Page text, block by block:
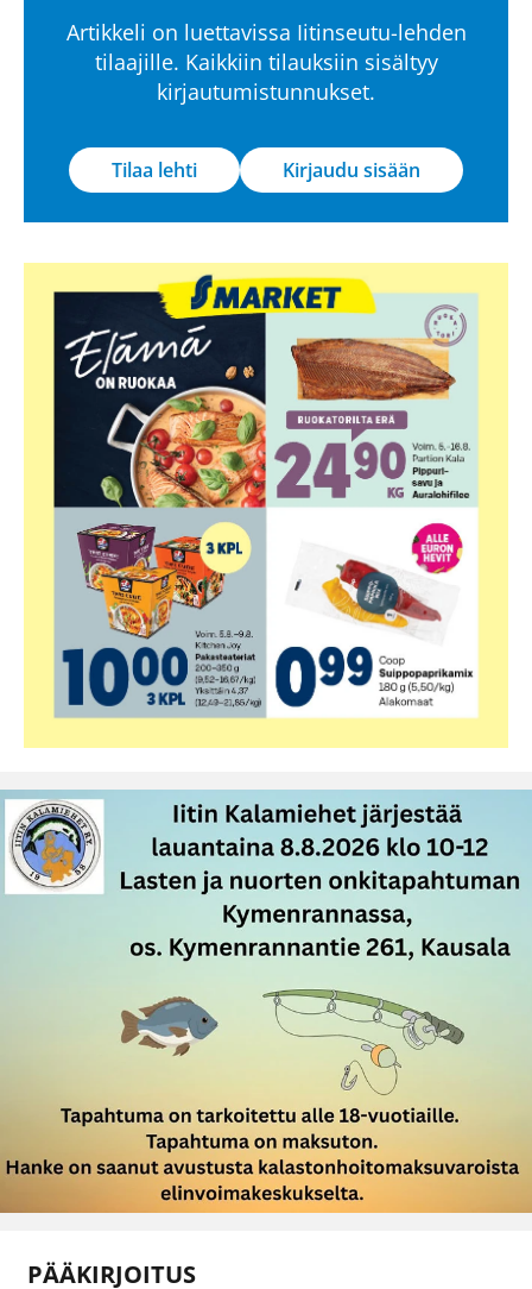
Artikkeli on luettavissa Iitinseutu-lehden
tilaajille. Kaikkiin tilauksiin sisältyy
kirjautumistunnukset.
Tilaa lehti Kirjaudu sisään
PÄÄKIRJOITUS